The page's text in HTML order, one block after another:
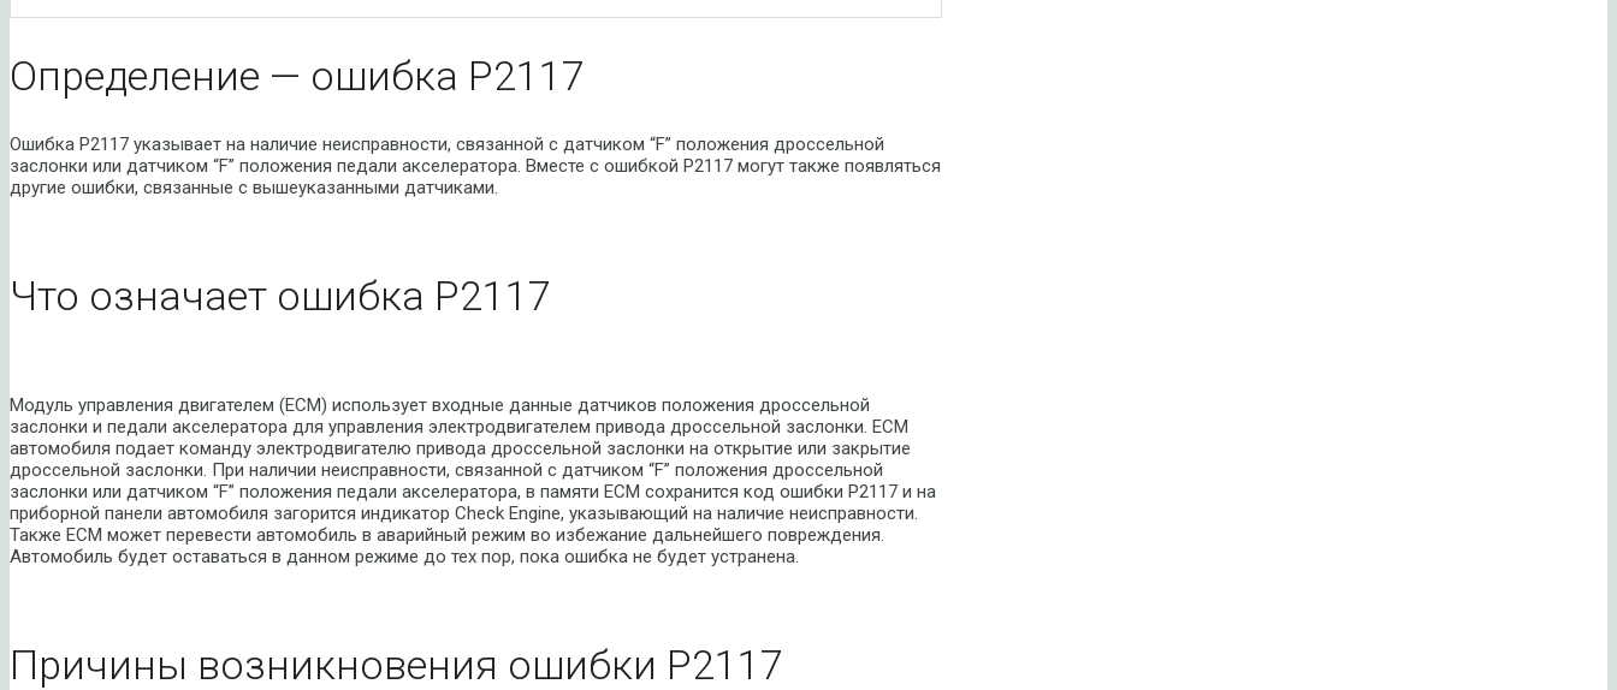
Определение — ошибка P2117
Ошибка P2117 указывает на наличие неисправности, связанной с датчиком “F” положения дроссельной
заслонки или датчиком “F” положения педали акселератора. Вместе с ошибкой P2117 могут также появляться
другие ошибки, связанные с вышеуказанными датчиками.
Что означает ошибка P2117
Модуль управления двигателем (ECM) использует входные данные датчиков положения дроссельной
заслонки и педали акселератора для управления электродвигателем привода дроссельной заслонки. ECM
автомобиля подает команду электродвигателю привода дроссельной заслонки на открытие или закрытие
дроссельной заслонки. При наличии неисправности, связанной с датчиком “F” положения дроссельной
заслонки или датчиком “F” положения педали акселератора, в памяти ECM сохранится код ошибки P2117 и на
приборной панели автомобиля загорится индикатор Check Engine, указывающий на наличие неисправности.
Также ECM может перевести автомобиль в аварийный режим во избежание дальнейшего повреждения.
Автомобиль будет оставаться в данном режиме до тех пор, пока ошибка не будет устранена.
Причины возникновения ошибки P2117